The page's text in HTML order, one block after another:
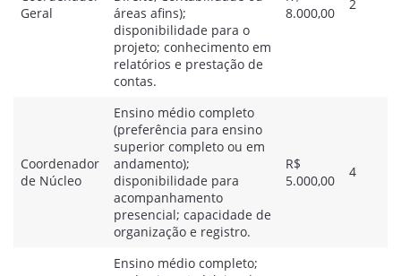
Geral
áreas afins);
disponibilidade para o
projeto; conhecimento em
relatórios e prestação de
contas.
8.000,00
2
Coordenador
de Núcleo
Ensino médio completo
(preferência para ensino
superior completo ou em
andamento);
disponibilidade para
acompanhamento
presencial; capacidade de
organização e registro.
R$
5.000,00
4
Ensino médio completo;